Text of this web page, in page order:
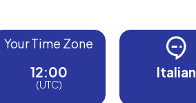
Your Time Zone
12:00
(UTC)
Italian